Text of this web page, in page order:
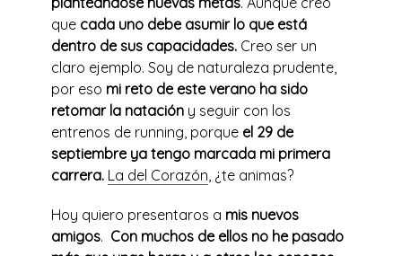
que cada uno debe asumir lo que está
dentro de sus capacidades. Creo ser un
claro ejemplo. Soy de naturaleza prudente,
por eso mi reto de este verano ha sido
retomar la natación y seguir con los
entrenos de running, porque el 29 de
septiembre ya tengo marcada mi primera
carrera. La del Corazón, ¿te animas?
Hoy quiero presentaros a mis nuevos
amigos. Con muchos de ellos no he pasado